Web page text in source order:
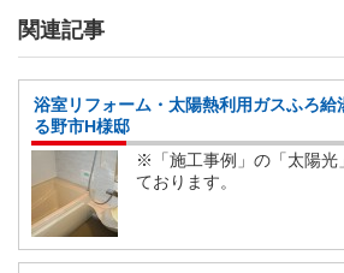
関連記事
浴室リフォーム・太陽熱利用ガスふろ
る野市H様邸
※「施工事例」の「太陽光
ております。